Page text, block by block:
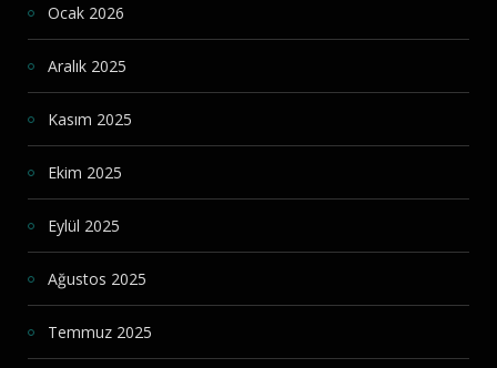
Ocak 2026
Aralık 2025
Kasım 2025
Ekim 2025
Eylül 2025
Ağustos 2025
Temmuz 2025